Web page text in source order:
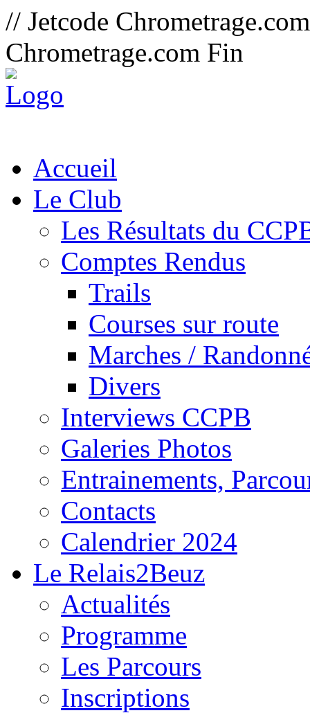
// Jetcode
Chrometrage.com Fin
Accueil
Le Club
Les Résultats du
Comptes Rendus
Trails
Courses sur route
Marches /
Divers
Interviews CCPB
Galeries Photos
Entrainements,
Contacts
Calendrier 2024
Le Relais2Beuz
Actualités
Programme
Les Parcours
Inscriptions